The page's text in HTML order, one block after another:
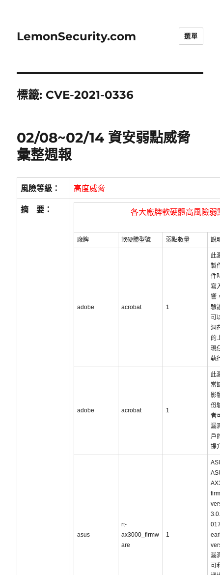
LemonSecurity.com 選單
標籤: CVE-2021-0336
02/08~02/14 資安弱點威脅
彙整週報
風險等級： 高度威脅
摘 要： 各大廠牌軟硬體高風險弱
廠牌 軟硬體型號 弱點數量 說
adobe acrobat 1
此
製
件
寫
響
驗
可
洞
的
現
執
adobe acrobat 1
此
當
影
份
者
漏
戶
提
asus
rt-
ax3000_firmw
are
1
漏
可